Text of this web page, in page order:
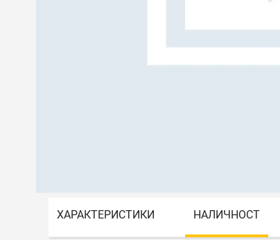
ХАРАКТЕРИСТИКИ НАЛИЧНОСТ